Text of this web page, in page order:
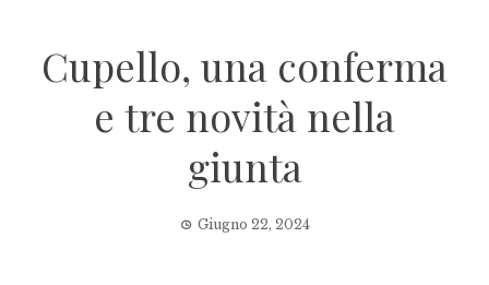
Cupello, una conferma
e tre novità nella
giunta
Giugno 22, 2024